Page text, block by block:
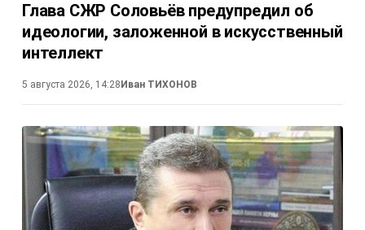
Глава СЖР Соловьёв предупредил об
идеологии, заложенной в искусственный
интеллект
5 августа 2026, 14:28 Иван ТИХОНОВ